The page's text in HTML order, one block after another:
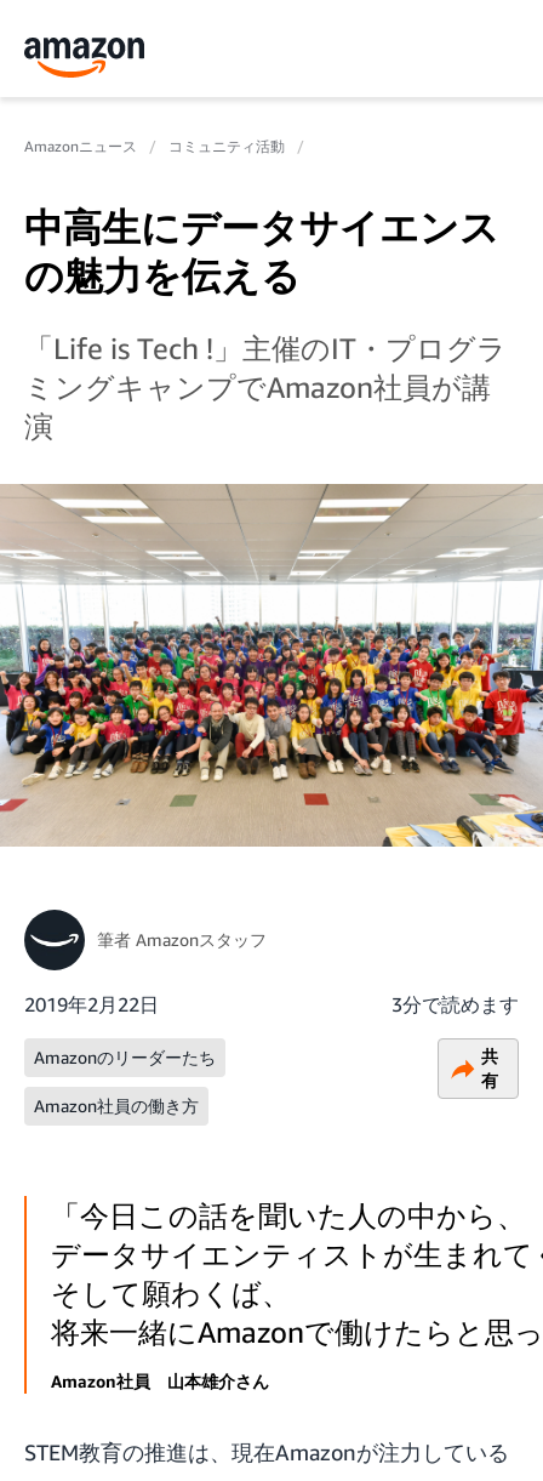
Amazonニュース コミュニティ活動
中高生にデータサイエンス
の魅力を伝える
「Life is Tech !」主催のIT・プログラ
ミングキャンプでAmazon社員が講
演
筆者 Amazonスタッフ
2019年2月22日 3分で読めます
Amazonのリーダーたち
Amazon社員の働き方
共
有
「今日この話を聞いた人の中から、
データサイエンティストが生まれ
そして願わくば、
将来一緒にAmazonで働けたらと思
Amazon社員 山本雄介さん
STEM教育の推進は、現在Amazonが注力している